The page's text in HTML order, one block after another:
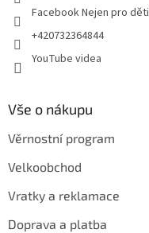
Facebook Nejen pro děti
+420732364844
YouTube videa
Vše o nákupu
Věrnostní program
Velkoobchod
Vratky a reklamace
Doprava a platba